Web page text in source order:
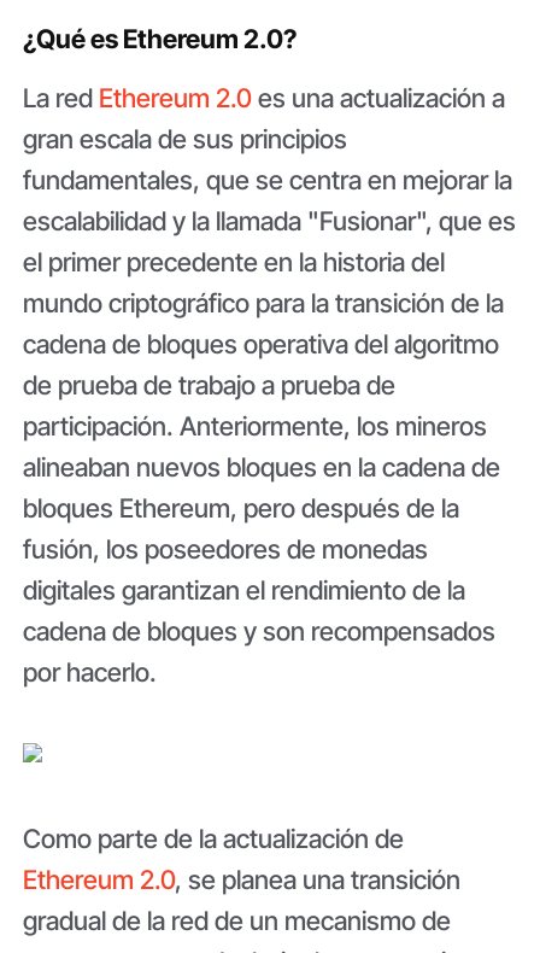
¿Qué es Ethereum 2.0?
La red Ethereum 2.0es una actualización a
gran escala de sus principios
fundamentales, que se centra en mejorar la
escalabilidad y la llamada "Fusionar", que es
el primer precedente en la historia del
mundo criptográfico para la transición de la
cadena de bloques operativa del algoritmo
de prueba de trabajo a prueba de
participación. Anteriormente, los mineros
alineaban nuevos bloques en la cadena de
bloques Ethereum, pero después de la
fusión, los poseedores de monedas
digitales garantizan el rendimiento de la
cadena de bloques y son recompensados ​​
por hacerlo.
Como parte de la actualización de
Ethereum 2.0, se planea una transición
gradual de la red de un mecanismo de